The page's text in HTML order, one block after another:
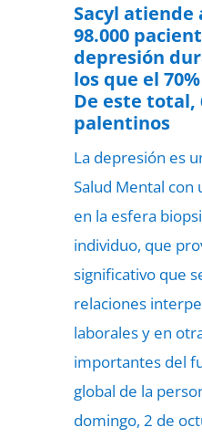
Sacyl atiende
98.000
depresión
los que el
De este total,
palentinos
La depresión es
Salud Mental con
en la esfera
individuo, que
significativo que
relaciones
laborales y en
importantes del
global de la
domingo, 2 de